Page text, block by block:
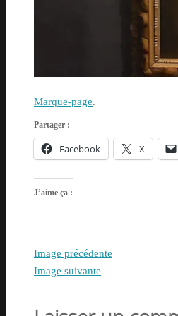
Marque-page.
Partager :
Facebook X
J’aime ça :
Image précédente
Image suivante